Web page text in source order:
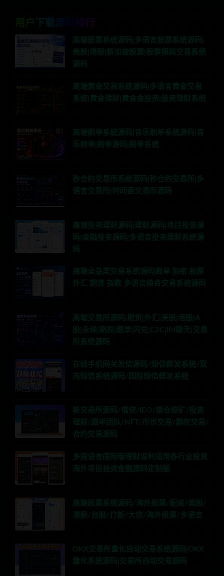
用户下载源码排行
高端股票系统源码|多语言股票系统源码|
美股|港股|新加坡股票|股票模拟交易系统
源码
高端黄金交易系统源码|多语言黄金交易
系统|黄金理财|黄金金投资|投资理财系统
高端刷单系统源码|音乐刷单系统源码|音
乐刷单|刷单源码|刷单系统
秒合约交易所系统源码|秒合约交易所|多
语言交易所|时间盘交易所源码
高端投资理财源码|理财源码|项目投资源
码|金融投资源码|多语言投资理财系统源
码
高端全品类交易系统源码跟单 加密 股票
外汇 期货 指数 多语言综合交易系统源码
高端交易所源码|期货|外汇|美股|港股|A
股|永续|期权|跟单|闪兑|C2C|IM聊天|交易
所系统源码
在线手机网关发信源码/短信群发系统/双
向短信系统源码/国际短信群发系统
新交易所源码/借贷/IEO/锁仓挖矿/投资
理财/跟单团队/NFT/币币交易/期权交易/
合约交易源码
多国语言国际版理财返利适用各行业投资
海外项目投资金融源码定制版
高端股票系统源码/海外股票/配资/美股/
港股/台股/打新/大宗/海外股票/多语言
OKX交易所量化自动交易系统源码|OKX
量化系统源码|交易所自动交易源码